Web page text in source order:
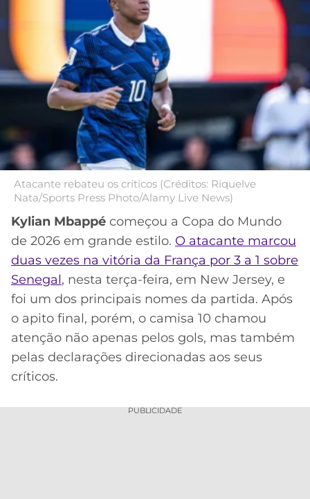
DE
INDICAÇÃO
BET365
CÓDIGO
BETANO
MELHORES
APPS
APOSTAS
CASSINOS
ONLINE
MELHORES
CASSINOS
ONLINE
CORINTHIANS
SÃO
PAULO
SANTOS
FLAMENGO
BOTAFOGO
VASCO
INTERNACIONAL
GRÊMIO
ATLÉTICO
MG
LIBERTADORES
COPA
DO
BRASIL
PREMIER
LEAGUE
COPA
SUL-
AMERICANA
DOS
CAMPEÕES
LALIGA
BOLA
PALPITES
Atacante rebateu os críticos (Créditos: Riquelve
Nata/Sports Press Photo/Alamy Live News)
Kylian Mbappé começou a Copa do Mundo
de 2026 em grande estilo. O atacante marcou
duas vezes na vitória da França por 3 a 1 sobre
Senegal, nesta terça-feira, em New Jersey, e
foi um dos principais nomes da partida. Após
o apito final, porém, o camisa 10 chamou
atenção não apenas pelos gols, mas também
pelas declarações direcionadas aos seus
críticos.
PUBLICIDADE